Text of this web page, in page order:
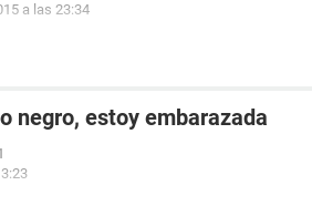
a las 23:34
negro, estoy embarazada